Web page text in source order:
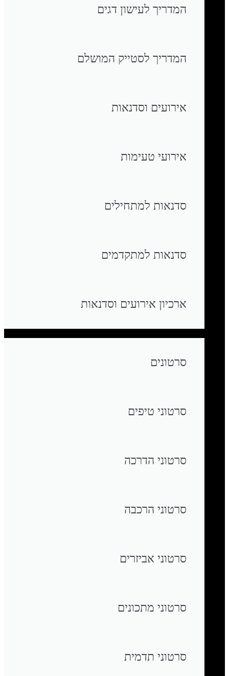
המדריך לעישון דגים
המדריך לסטייק המושלם
אירועים וסדנאות
אירועי טעימות
סדנאות למתחילים
סדנאות למתקדמים
ארכיון אירועים וסדנאות
סרטונים
סרטוני טיפים
סרטוני הדרכה
סרטוני הרכבה
סרטוני אביזרים
סרטוני מתכונים
סרטוני תדמית